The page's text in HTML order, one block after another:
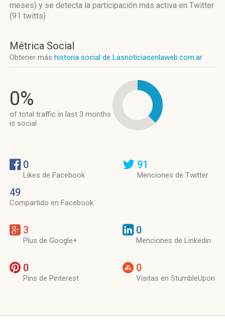
meses) y se detecta la participación más activa en Twitter
(91 twitts)
Métrica Social
Obtener más historia social de Lasnoticiasenlaweb.com.ar
0%
of total traffic in last 3 months
is social
0
Likes de Facebook
49
Compartido en Facebook
91
Menciones de Twitter
3
Plus de Google+
0
Menciones de Linkedin
0
Pins de Pinterest
0
Visitas en StumbleUpon